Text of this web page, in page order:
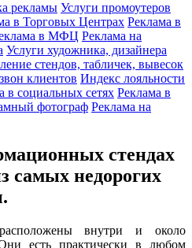
рекламы Услуги промоутеров
в Торговых Центрах Реклама в
в МФЦ Реклама на
Услуги художника, дизайнера
стендов, табличек, вывесок
клиентов Индекс лояльности
в социальных сетях Реклама в
фотограф Реклама на
стендах
самых недорогих
внутри и около
есть практически в любом